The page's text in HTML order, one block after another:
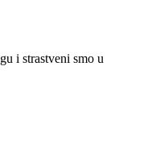
i strastveni smo u